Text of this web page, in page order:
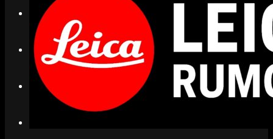
About
Contact
Search